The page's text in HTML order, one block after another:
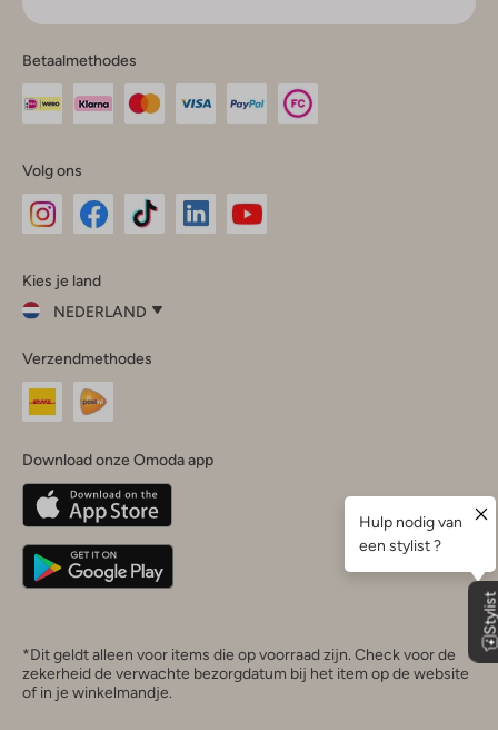
Betaalmethodes
Volg ons
InstagramFacebook
Kies je land
NEDERLAND
je
land
Nederland
Belgique(Français)
Deutschland
Verzendmethodes
Download onze Omoda app
*Dit geldt alleen voor items die op voorraad zijn. Check voor de
zekerheid de verwachte bezorgdatum bij het item op de website
of in je winkelmandje.